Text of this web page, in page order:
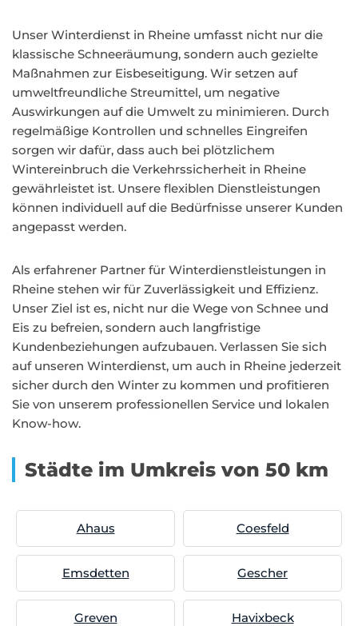
Unser Winterdienst in Rheine umfasst nicht nur die
klassische Schneeräumung, sondern auch gezielte
Maßnahmen zur Eisbeseitigung. Wir setzen auf
umweltfreundliche Streumittel, um negative
Auswirkungen auf die Umwelt zu minimieren. Durch
regelmäßige Kontrollen und schnelles Eingreifen
sorgen wir dafür, dass auch bei plötzlichem
Wintereinbruch die Verkehrssicherheit in Rheine
gewährleistet ist. Unsere flexiblen Dienstleistungen
können individuell auf die Bedürfnisse unserer Kunden
angepasst werden.
Als erfahrener Partner für Winterdienstleistungen in
Rheine stehen wir für Zuverlässigkeit und Effizienz.
Unser Ziel ist es, nicht nur die Wege von Schnee und
Eis zu befreien, sondern auch langfristige
Kundenbeziehungen aufzubauen. Verlassen Sie sich
auf unseren Winterdienst, um auch in Rheine jederzeit
sicher durch den Winter zu kommen und profitieren
Sie von unserem professionellen Service und lokalen
Know-how.
Städte im Umkreis von 50 km
Ahaus Coesfeld
Emsdetten Gescher
Greven Havixbeck